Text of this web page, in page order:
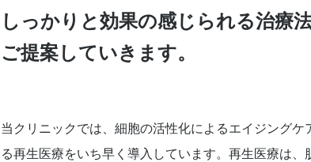
しっかりと効果の感じられる治療
ご提案していきます。
当クリニックでは、細胞の活性化によるエイジングケ
る再生医療をいち早く導入しています。再生医療は、